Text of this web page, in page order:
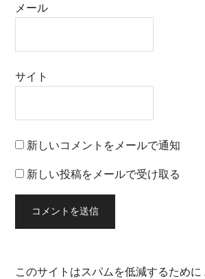
メール
サイト
新しいコメントをメールで通知
新しい投稿をメールで受け取る
このサイトはスパムを低減するために